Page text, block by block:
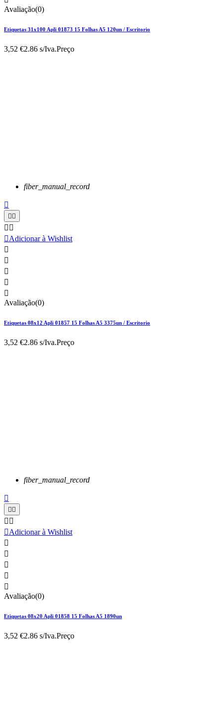
Avaliação(0)
Etiquetas 31x100 Apli 01873 15 Folhas A5 120un / Escritorio
3,52 €2.86 s/Iva.Preço
fiber_manual_record

 
 
Adicionar à Wishlist





Avaliação(0)
Etiquetas 08x12 Apli 01857 15 Folhas A5 3375un / Escritorio
3,52 €2.86 s/Iva.Preço
fiber_manual_record

 
 
Adicionar à Wishlist





Avaliação(0)
Etiquetas 08x20 Apli 01858 15 Folhas A5 1890un
3,52 €2.86 s/Iva.Preço